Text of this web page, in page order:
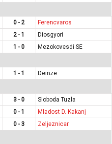
0 - 2
Ferencvaros
2 - 1
Diosgyori
1 - 0
Mezokovesdi SE
1 - 1
Deinze
3 - 0
Sloboda Tuzla
0 - 1
Mladost D. Kakanj
0 - 3
Zeljeznicar